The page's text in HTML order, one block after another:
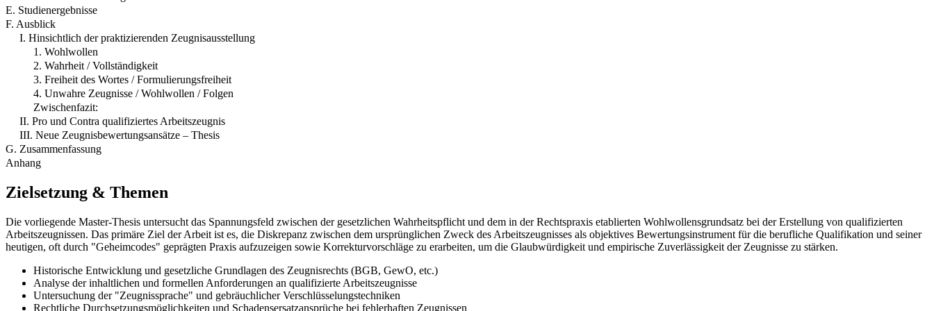
E. Studienergebnisse
F. Ausblick
I. Hinsichtlich der praktizierenden Zeugnisausstellung
1. Wohlwollen
2. Wahrheit / Vollständigkeit
3. Freiheit des Wortes / Formulierungsfreiheit
4. Unwahre Zeugnisse / Wohlwollen / Folgen
Zwischenfazit:
II. Pro und Contra qualifiziertes Arbeitszeugnis
III. Neue Zeugnisbewertungsansätze – Thesis
G. Zusammenfassung
Anhang
Zielsetzung & Themen
Die vorliegende Master-Thesis untersucht das Spannungsfeld zwischen der gesetzlichen Wahrheitspflicht und dem in der Rechtspraxis etablierten Wohlwollensgrundsatz bei der Erstellung von qualifizierten
Arbeitszeugnissen. Das primäre Ziel der Arbeit ist es, die Diskrepanz zwischen dem ursprünglichen Zweck des Arbeitszeugnisses als objektives Bewertungsinstrument für die berufliche Qualifikation und seiner
heutigen, oft durch "Geheimcodes" geprägten Praxis aufzuzeigen sowie Korrekturvorschläge zu erarbeiten, um die Glaubwürdigkeit und empirische Zuverlässigkeit der Zeugnisse zu stärken.
Historische Entwicklung und gesetzliche Grundlagen des Zeugnisrechts (BGB, GewO, etc.)
Analyse der inhaltlichen und formellen Anforderungen an qualifizierte Arbeitszeugnisse
Untersuchung der "Zeugnissprache" und gebräuchlicher Verschlüsselungstechniken
Rechtliche Durchsetzungsmöglichkeiten und Schadensersatzansprüche bei fehlerhaften Zeugnissen